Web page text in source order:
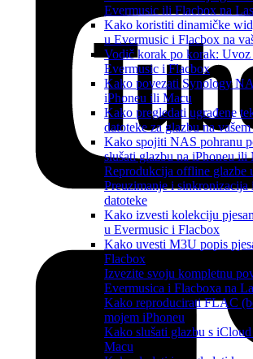
Evermusic ili Flacbox na
Kako koristiti dinamičke
u Evermusic i Flacbox na
Vodič korak po korak:
Evermusic i Flacbox
Kako povezati Synology
iPhoneu ili Macu
Kako pregledati ugrađene
datoteke za glazbu na
Kako spojiti NAS pohranu
slušati glazbu na iPhoneu ili
Reprodukcija offline glazbe
Preuzimanje i
datoteke
Kako izvesti kolekciju
u Evermusic i Flacbox
Kako uvesti M3U popis
Flacbox
Izvezite svoju kompletnu
Evermusica i Flacboxa na
Kako reproducirati FLAC
mojem iPhoneu
Kako slušati glazbu s
Macu